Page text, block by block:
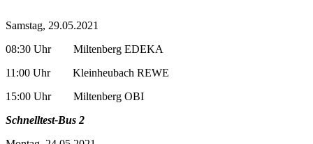
Samstag, 29.05.2021
08:30 Uhr Miltenberg EDEKA
11:00 Uhr Kleinheubach REWE
15:00 Uhr Miltenberg OBI
Schnelltest-Bus 2